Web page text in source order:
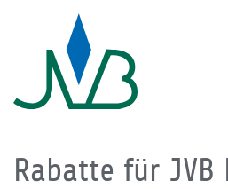
Rabatte für